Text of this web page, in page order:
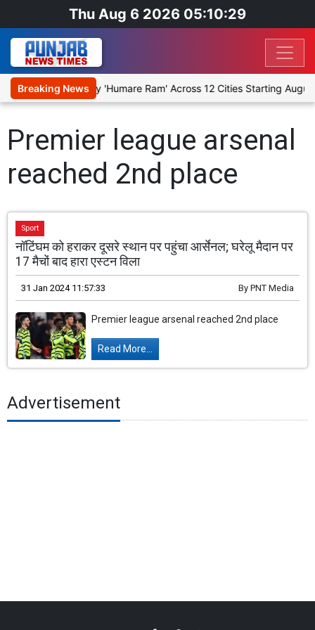
Thu Aug 6 2026 05:10:29
Breaking News
Religious Play 'Humare Ram' Across 12 Cities Starting August
Premier league arsenal
reached 2nd place
Sport
नॉटिंघम को हराकर दूसरे स्थान पर पहुंचा आर्सेनल; घरेलू मैदान पर
17 मैचों बाद हारा एस्टन विला
31 Jan 2024 11:57:33 By PNT Media
Premier league arsenal reached 2nd place
Read More...
Advertisement